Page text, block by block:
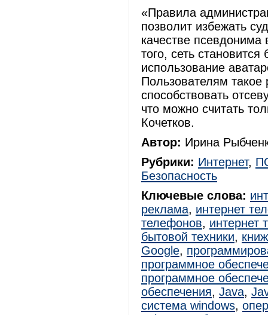
«Правила
позволит избежать
качестве
того, сеть
использование
Пользователям такое
способствовать
что можно считать
Кочетков.
Автор: Ирина
Рубрики: Интернет,
Безопасность
Ключевые слова:
реклама, интернет
телефонов, интернет
бытовой техники,
Google,
программное
программное
обеспечения, Java,
система windows,